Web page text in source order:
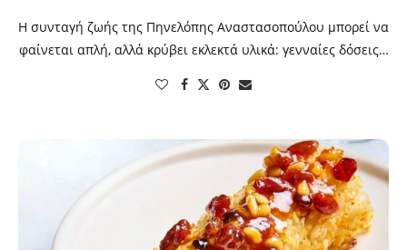
Η συνταγή ζωής της Πηνελόπης Αναστασοπούλου μπορεί να
φαίνεται απλή, αλλά κρύβει εκλεκτά υλικά: γενναίες δόσεις…